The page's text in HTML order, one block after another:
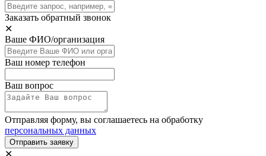
Заказать обратный звонок
✕
Ваше ФИО/организация
Ваш номер телефон
Ваш вопрос
Отправляя форму, вы соглашаетесь на обработку
персональных данных
Отправить заявку
✕